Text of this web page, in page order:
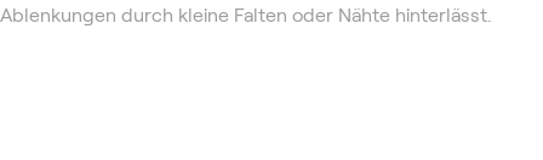
Ablenkungen durch kleine Falten oder Nähte hinterlässt.